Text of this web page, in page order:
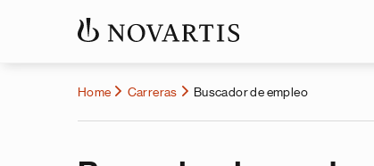
Home Carreras Buscador de empleo